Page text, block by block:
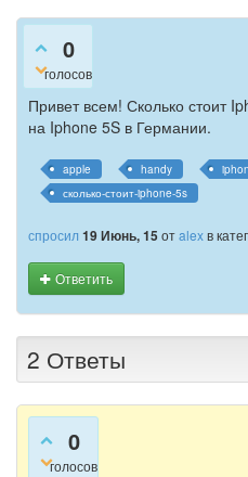
0
голосов
Привет всем! Сколько стоит
на Iphone 5S в Германии.
apple handy
сколько-стоит-iphone-5s
спросил 19 Июнь, 15 отalexв
Ответить
2 Ответы
0
голосов